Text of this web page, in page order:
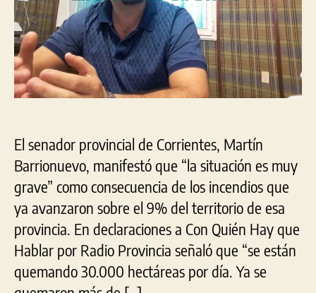
El senador provincial de Corrientes, Martín
Barrionuevo, manifestó que “la situación es muy
grave” como consecuencia de los incendios que
ya avanzaron sobre el 9% del territorio de esa
provincia. En declaraciones a Con Quién Hay que
Hablar por Radio Provincia señaló que “se están
quemando 30.000 hectáreas por día. Ya se